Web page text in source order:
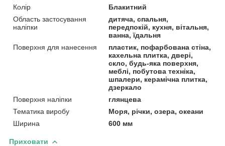
Колір
Блакитний
Область застосування
наліпки
дитяча, спальня,
передпокій, кухня, вітальня,
ванна, їдальня
Поверхня для нанесення
пластик, пофарбована стіна,
кахельна плитка, двері,
скло, будь-яка поверхня,
меблі, побутова техніка,
шпалери, керамічна плитка,
дзеркало
Поверхня наліпки
глянцева
Тематика виробу
Моря, річки, озера, океани
Ширина
600 мм
Приховати